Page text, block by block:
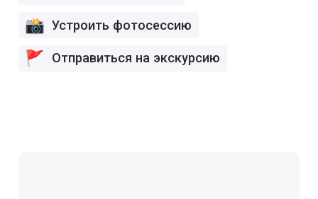
Устроить фотосессию
Отправиться на экскурсию